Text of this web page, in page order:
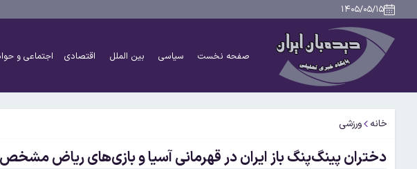
۱۴۰۵/۰۵/۱۵
صفحه نخست سیاسی بین الملل اقتصادی اجتماعی و
خانه ورزشی
دختران پینگ‌پنگ باز ایران در قهرمانی آسیا و بازی‌های ریاض